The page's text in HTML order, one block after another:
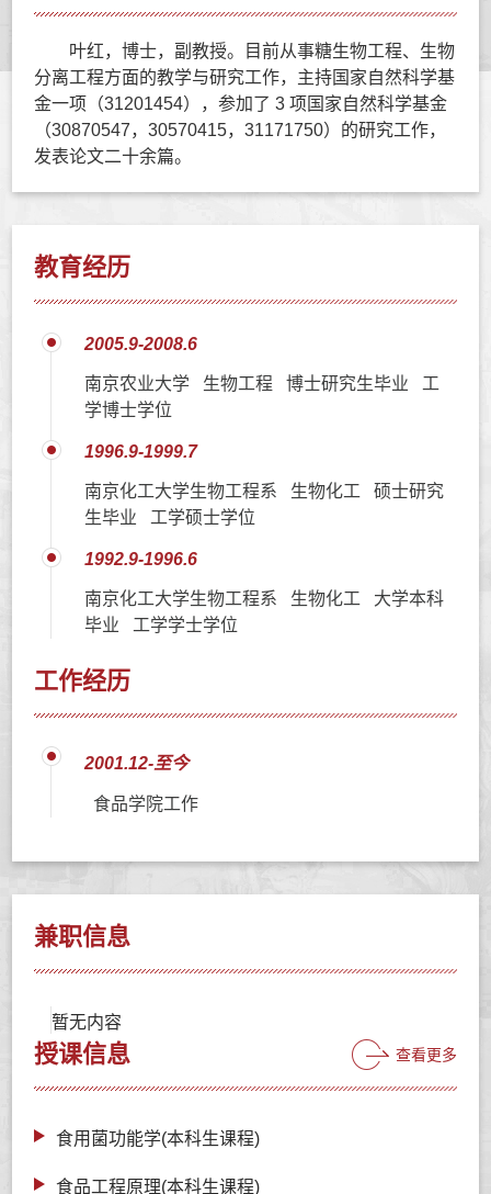
叶红，博士，副教授。目前从事糖生物工程、生物
分离工程方面的教学与研究工作，主持国家自然科学基
金一项（31201454），参加了 3 项国家自然科学基金
（30870547，30570415，31171750）的研究工作，
发表论文二十余篇。
教育经历
2005.9-2008.6
南京农业大学 生物工程 博士研究生毕业 工
学博士学位
1996.9-1999.7
南京化工大学生物工程系 生物化工 硕士研究
生毕业 工学硕士学位
1992.9-1996.6
南京化工大学生物工程系 生物化工 大学本科
毕业 工学学士学位
工作经历
2001.12-至今
食品学院工作
兼职信息
暂无内容
授课信息 查看更多
食用菌功能学(本科生课程)
食品工程原理(本科生课程)